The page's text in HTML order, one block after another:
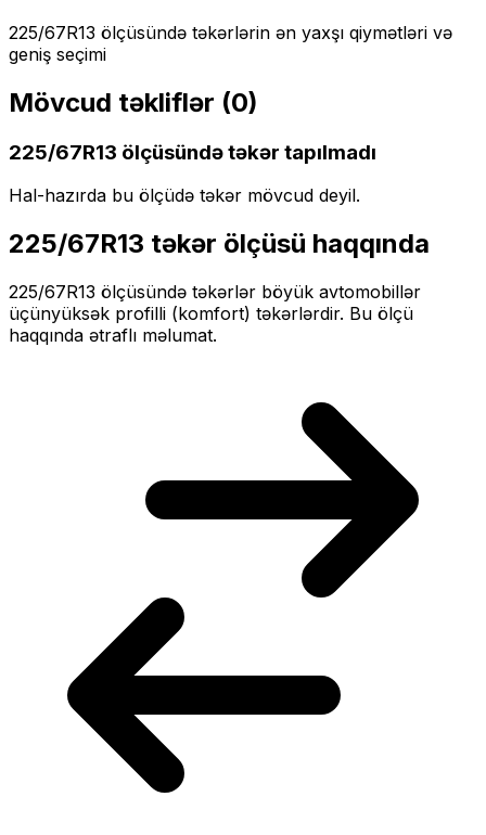
225/67R13 ölçüsündə təkərlərin ən yaxşı qiymətləri və
geniş seçimi
Mövcud təkliflər (0)
225/67R13 ölçüsündə təkər tapılmadı
Hal-hazırda bu ölçüdə təkər mövcud deyil.
225/67R13 təkər ölçüsü haqqında
225/67R13 ölçüsündə təkərlər böyük avtomobillər
üçünyüksək profilli (komfort) təkərlərdir. Bu ölçü
haqqında ətraflı məlumat.